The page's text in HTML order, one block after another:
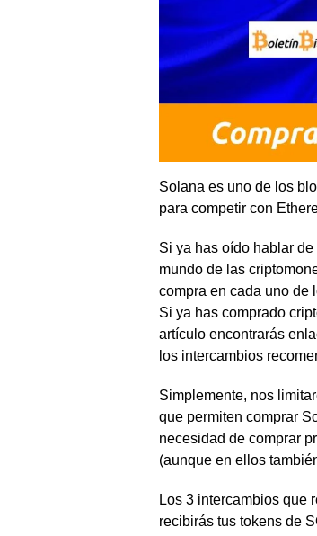
Solana es uno de los
para competir con
Si ya has oído hablar
mundo de las
compra en cada uno de
Si ya has comprado
artículo encontrarás
los intercambios
Simplemente, nos
que permiten comprar
necesidad de comprar
(aunque en ellos
Los 3 intercambios que
recibirás tus tokens de